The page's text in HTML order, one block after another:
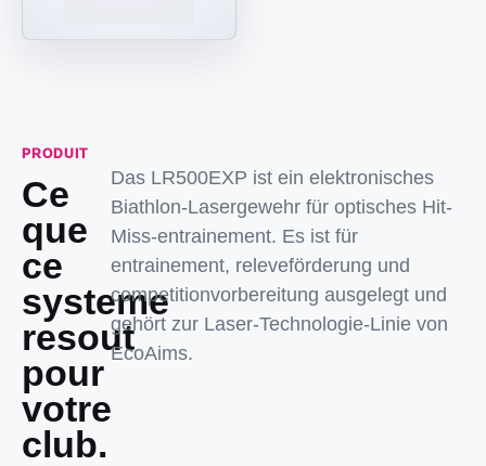
PRODUIT
Ce
que
ce
systeme
resout
pour
votre
club.
Das LR500EXP ist ein elektronisches
Biathlon-Lasergewehr für optisches Hit-
Miss-entrainement. Es ist für
entrainement, releveförderung und
competitionvorbereitung ausgelegt und
gehört zur Laser-Technologie-Linie von
EcoAims.